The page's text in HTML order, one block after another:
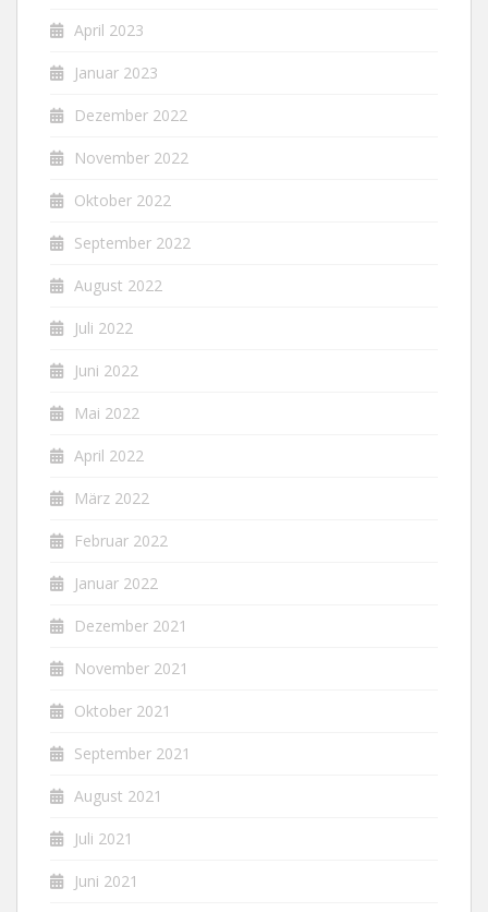
April 2023
Januar 2023
Dezember 2022
November 2022
Oktober 2022
September 2022
August 2022
Juli 2022
Juni 2022
Mai 2022
April 2022
März 2022
Februar 2022
Januar 2022
Dezember 2021
November 2021
Oktober 2021
September 2021
August 2021
Juli 2021
Juni 2021